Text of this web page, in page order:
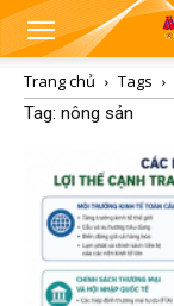
Trang chủ Tags
Tag: nông sản